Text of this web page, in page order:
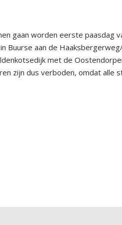
gaanwordeneerste paasdag
in Buurse aan de
met de
zijn dus verboden, omdat alle